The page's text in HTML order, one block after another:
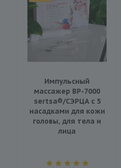
Импульсный
массажер BP-7000
sertsa®/СЭРЦА с 5
насадками для кожи
головы, для тела и
лица